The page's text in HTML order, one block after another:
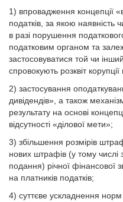
1) впровадження концепції
податків, за якою наявність
в разі порушення
податковим органом та
застосовуватися той чи
спровокують розквіт
2) застосування
дивідендів», а також
результату на основі
відсутності «ділової мети»;
3) збільшення розмірів
нових штрафів (у тому
подання) річної фінансової
на платників податків;
4) суттєве ускладнення